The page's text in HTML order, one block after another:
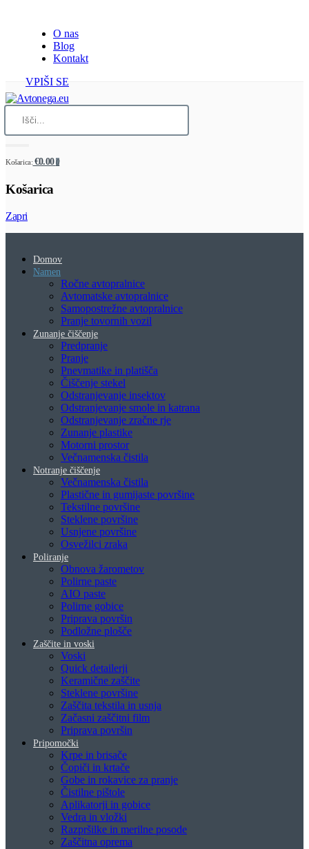
O nas
Blog
Kontakt
VPIŠI SE
Košarica: €0.00 0
Košarica
Zapri
Domov
Namen
Ročne avtopralnice
Avtomatske avtopralnice
Samopostrežne avtopralnice
Pranje tovornih vozil
Zunanje čiščenje
Predpranje
Pranje
Pnevmatike in platišča
Čiščenje stekel
Odstranjevanje insektov
Odstranjevanje smole in katrana
Odstranjevanje zračne rje
Zunanje plastike
Motorni prostor
Večnamenska čistila
Notranje čiščenje
Večnamenska čistila
Plastične in gumijaste površine
Tekstilne površine
Steklene površine
Usnjene površine
Osvežilci zraka
Poliranje
Obnova žarometov
Polirne paste
AIO paste
Polirne gobice
Priprava površin
Podložne plošče
Zaščite in voski
Voski
Quick detailerji
Keramične zaščite
Steklene površine
Zaščita tekstila in usnja
Začasni zaščitni film
Priprava površin
Pripomočki
Krpe in brisače
Čopiči in krtače
Gobe in rokavice za pranje
Čistilne pištole
Aplikatorji in gobice
Vedra in vložki
Razpršilke in merilne posode
Zaščitna oprema